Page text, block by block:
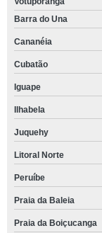
Barra do Una
Cananéia
Cubatão
Iguape
Ilhabela
Juquehy
Litoral Norte
Peruíbe
Praia da Baleia
Praia da Boiçucanga